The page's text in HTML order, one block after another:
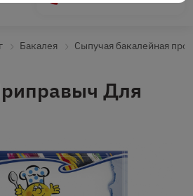
Бакалея Сыпучая бакалейная
Для